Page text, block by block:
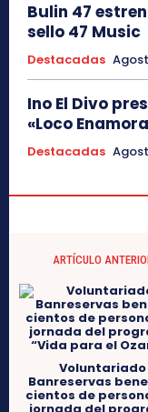
Bulin 47
sello 47 Music
Destacadas
Ino El Divo
«Loco
Destacadas
ARTÍCULO
Voluntariado
Banreservas
cientos de